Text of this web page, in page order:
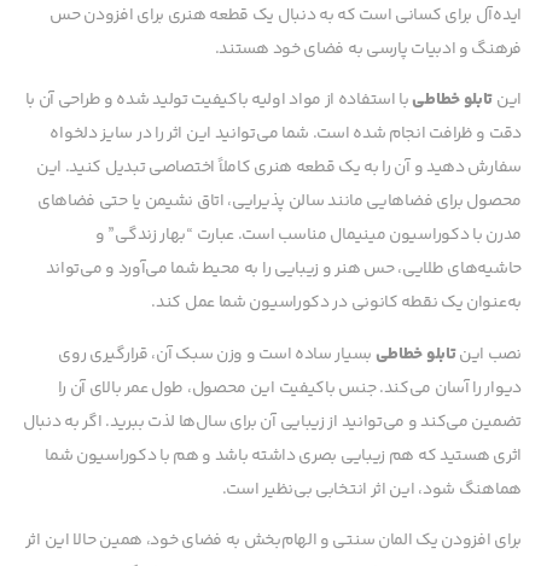
ایده‌آل برای کسانی است که به دنبال یک قطعه هنری برای افزودن حس
فرهنگ و ادبیات پارسی به فضای خود هستند.
اینتابلو خطاطیبا استفاده از مواد اولیه باکیفیت تولید شده و طراحی آن با
دقت و ظرافت انجام شده است. شما می‌توانید این اثر را در سایز دلخواه
سفارش دهید و آن را به یک قطعه هنری کاملاً اختصاصی تبدیل کنید. این
محصول برای فضاهایی مانند سالن پذیرایی، اتاق نشیمن یا حتی فضاهای
مدرن با دکوراسیون مینیمال مناسب است. عبارت “بهار زندگی” و
حاشیه‌های طلایی، حس هنر و زیبایی را به محیط شما می‌آورد و می‌تواند
به‌عنوان یک نقطه کانونی در دکوراسیون شما عمل کند.
نصب اینتابلو خطاطی بسیار ساده است و وزن سبک آن، قرارگیری روی
دیوار را آسان می‌کند. جنس باکیفیت این محصول، طول عمر بالای آن را
تضمین می‌کند و می‌توانید از زیبایی آن برای سال‌ها لذت ببرید. اگر به دنبال
اثری هستید که هم زیبایی بصری داشته باشد و هم با دکوراسیون شما
هماهنگ شود، این اثر انتخابی بی‌نظیر است.
برای افزودن یک المان سنتی و الهام‌بخش به فضای خود، همین حالا این اثر